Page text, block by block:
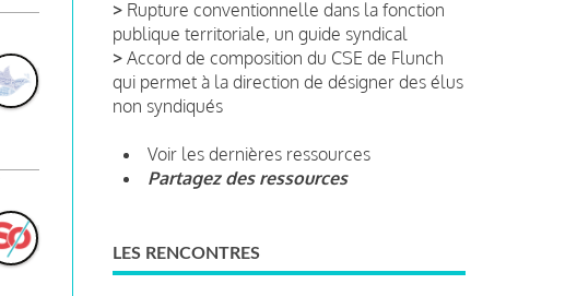
> Rupture conventionnelle dans la fonction
publique territoriale, un guide syndical
> Accord de composition du CSE de Flunch
qui permet à la direction de désigner des élus
non syndiqués
Voir les dernières ressources
Partagez des ressources
LES RENCONTRES